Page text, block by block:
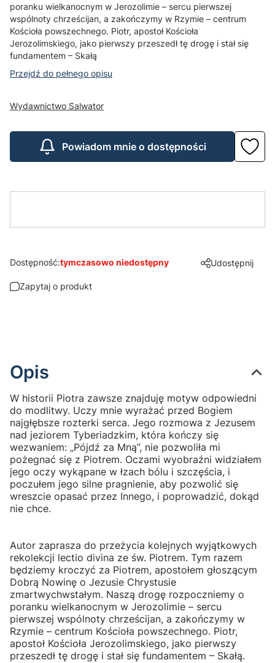
poranku wielkanocnym w Jerozolimie – sercu pierwszej
wspólnoty chrześcijan, a zakończymy w Rzymie – centrum
Kościoła powszechnego. Piotr, apostoł Kościoła
Jerozolimskiego, jako pierwszy przeszedł tę drogę i stał się
fundamentem – Skałą
Przejdź do pełnego opisu
Wydawnictwo Salwator
Powiadom mnie o dostępności
Dostępność:tymczasowo niedostępny Udostępnij
Zapytaj o produkt
Opis
W historii Piotra zawsze znajduję motyw odpowiedni
do modlitwy. Uczy mnie wyrażać przed Bogiem
najgłębsze rozterki serca. Jego rozmowa z Jezusem
nad jeziorem Tyberiadzkim, która kończy się
wezwaniem: „Pójdź za Mną”, nie pozwoliła mi
pożegnać się z Piotrem. Oczami wyobraźni widziałem
jego oczy wykąpane w łzach bólu i szczęścia, i
poczułem jego silne pragnienie, aby pozwolić się
wreszcie opasać przez Innego, i poprowadzić, dokąd
nie chce.
Autor zaprasza do przeżycia kolejnych wyjątkowych
rekolekcji lectio divina ze św. Piotrem. Tym razem
będziemy kroczyć za Piotrem, apostołem głoszącym
Dobrą Nowinę o Jezusie Chrystusie
zmartwychwstałym. Naszą drogę rozpoczniemy o
poranku wielkanocnym w Jerozolimie – sercu
pierwszej wspólnoty chrześcijan, a zakończymy w
Rzymie – centrum Kościoła powszechnego. Piotr,
apostoł Kościoła Jerozolimskiego, jako pierwszy
przeszedł tę drogę i stał się fundamentem – Skałą.